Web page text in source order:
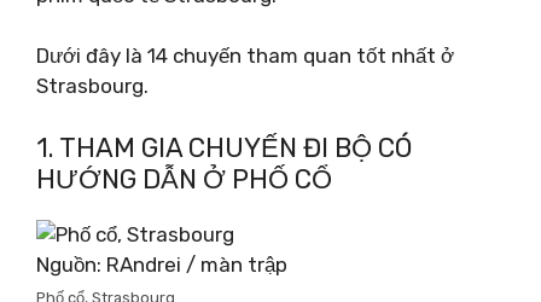
Dưới đây là 14 chuyến tham quan tốt nhất ở
Strasbourg.
1. THAM GIA CHUYẾN ĐI BỘ CÓ
HƯỚNG DẪN Ở PHỐ CỔ
Nguồn: RAndrei / màn trập
Phố cổ, Strasbourg